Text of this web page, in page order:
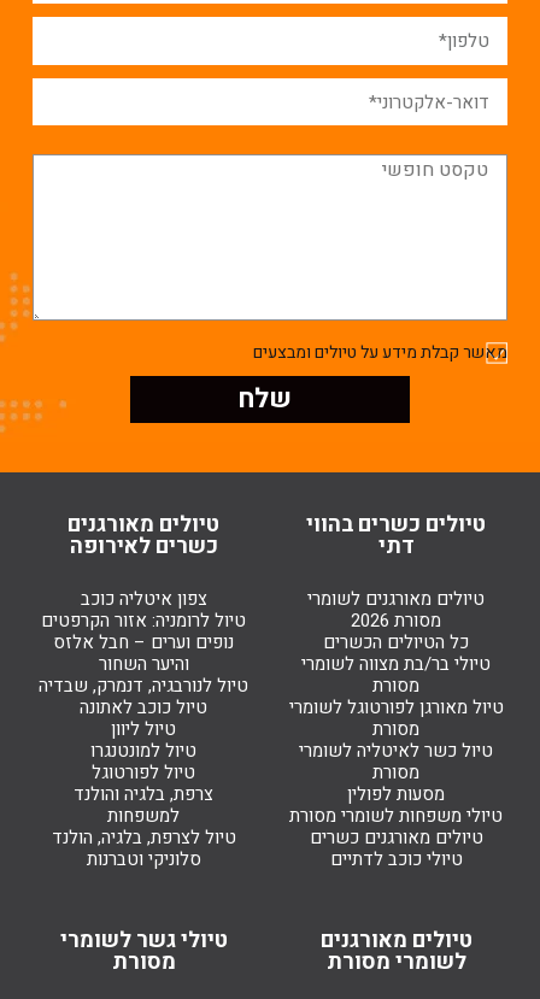
מאשר קבלת מידע על טיולים ומבצעים
טיולים כשרים בהווי
דתי
טיולים מאורגנים לשומרי
מסורת 2026
כל הטיולים הכשרים
טיולי בר/בת מצווה לשומרי
מסורת
טיול מאורגן לפורטוגל לשומרי
מסורת
טיול כשר לאיטליה לשומרי
מסורת
מסעות לפולין
טיולי משפחות לשומרי מסורת
טיולים מאורגנים כשרים
טיולי כוכב לדתיים
טיולים מאורגנים
כשרים לאירופה
צפון איטליה כוכב
טיול לרומניה: אזור הקרפטים
נופים וערים – חבל אלזס
והיער השחור
טיול לנורבגיה, דנמרק, שבדיה
טיול כוכב לאתונה
טיול ליוון
טיול למונטנגרו
טיול לפורטוגל
צרפת, בלגיה והולנד
למשפחות
טיול לצרפת, בלגיה, הולנד
סלוניקי וטברנות
טיולים מאורגנים
לשומרי מסורת
טיולי גשר לשומרי
מסורת